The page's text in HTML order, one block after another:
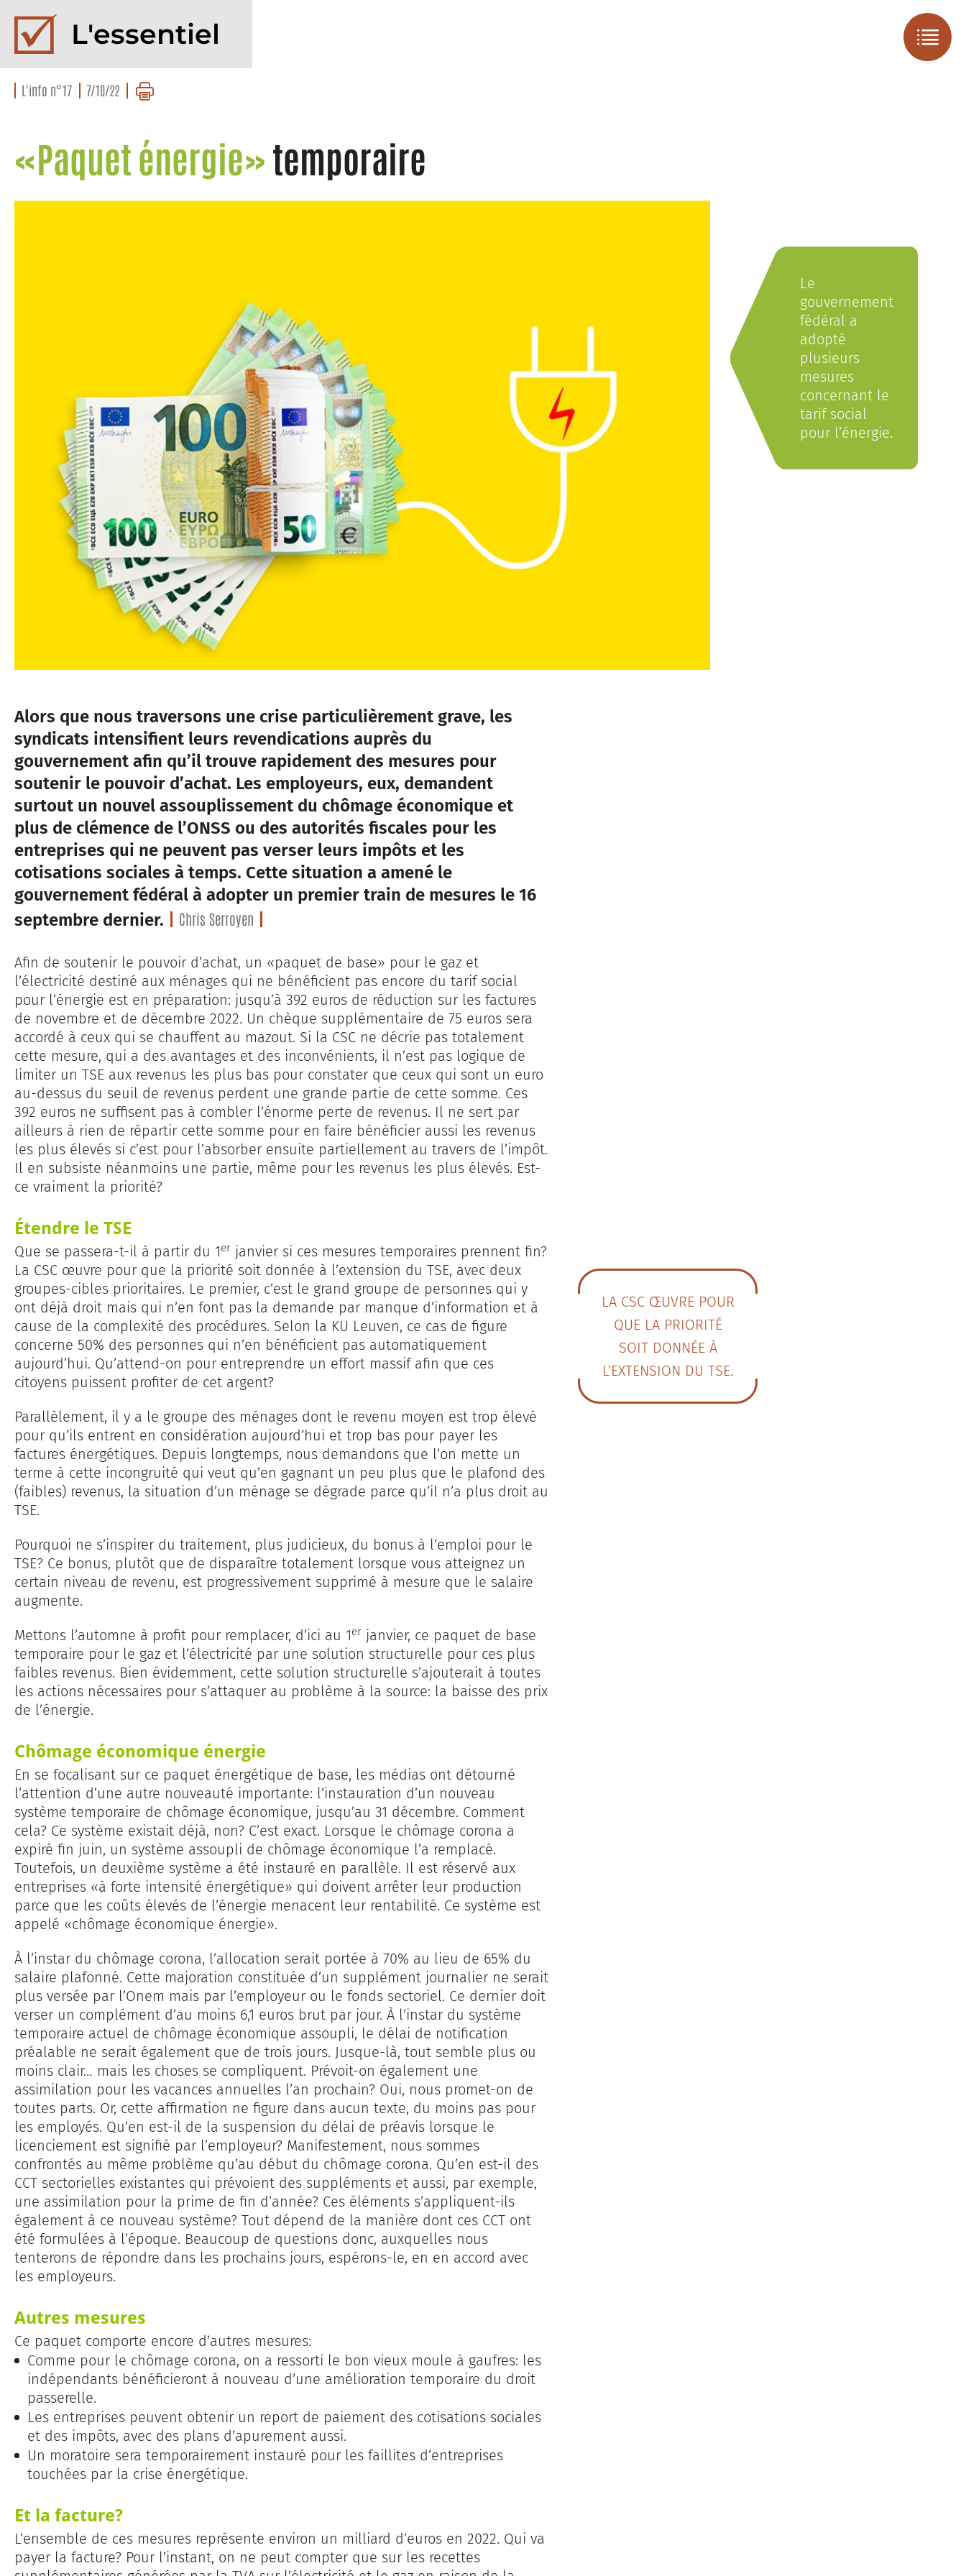
L'essentiel
L'info n°17 7/10/22
«Paquet énergie»temporaire
Le
gouvernement
fédéral a
adopté
plusieurs
mesures
concernant le
tarif social
pour l’énergie.
Alors que nous traversons une crise particulièrement grave, les
syndicats intensifient leurs revendications auprès du
gouvernement afin qu’il trouve rapidement des mesures pour
soutenir le pouvoir d’achat. Les employeurs, eux, demandent
surtout un nouvel assouplissement du chômage économique et
plus de clémence de l’ONSS ou des autorités fiscales pour les
entreprises qui ne peuvent pas verser leurs impôts et les
cotisations sociales à temps. Cette situation a amené le
gouvernement fédéral à adopter un premier train de mesures le 16
septembre dernier.
Chris Serroyen
Afin de soutenir le pouvoir d’achat, un «paquet de base» pour le gaz et
l’électricité destiné aux ménages qui ne bénéficient pas encore du tarif social
pour l’énergie est en préparation: jusqu’à 392 euros de réduction sur les factures
de novembre et de décembre 2022. Un chèque supplémentaire de 75 euros sera
accordé à ceux qui se chauffent au mazout. Si la CSC ne décrie pas totalement
cette mesure, qui a des avantages et des inconvénients, il n’est pas logique de
limiter un TSE aux revenus les plus bas pour constater que ceux qui sont un euro
au-dessus du seuil de revenus perdent une grande partie de cette somme. Ces
392 euros ne suffisent pas à combler l’énorme perte de revenus. Il ne sert par
ailleurs à rien de répartir cette somme pour en faire bénéficier aussi les revenus
les plus élevés si c’est pour l’absorber ensuite partiellement au travers de l’impôt.
Il en subsiste néanmoins une partie, même pour les revenus les plus élevés. Est-
ce vraiment la priorité?
Étendre le TSE
Que se passera-t-il à partir du 1er janvier si ces mesures temporaires prennent fin?
La CSC œuvre pour que la priorité soit donnée à l’extension du TSE, avec deux
groupes-cibles prioritaires. Le premier, c’est le grand groupe de personnes qui y
ont déjà droit mais qui n’en font pas la demande par manque d’information et à
cause de la complexité des procédures. Selon la KU Leuven, ce cas de figure
concerne 50% des personnes qui n’en bénéficient pas automatiquement
aujourd’hui. Qu’attend-on pour entreprendre un effort massif afin que ces
citoyens puissent profiter de cet argent?
Parallèlement, il y a le groupe des ménages dont le revenu moyen est trop élevé
pour qu’ils entrent en considération aujourd’hui et trop bas pour payer les
factures énergétiques. Depuis longtemps, nous demandons que l’on mette un
terme à cette incongruité qui veut qu’en gagnant un peu plus que le plafond des
(faibles) revenus, la situation d’un ménage se dégrade parce qu’il n’a plus droit au
TSE.
Pourquoi ne s’inspirer du traitement, plus judicieux, du bonus à l’emploi pour le
TSE? Ce bonus, plutôt que de disparaître totalement lorsque vous atteignez un
certain niveau de revenu, est progressivement supprimé à mesure que le salaire
augmente.
Mettons l’automne à profit pour remplacer, d’ici au 1er janvier, ce paquet de base
temporaire pour le gaz et l’électricité par une solution structurelle pour ces plus
faibles revenus. Bien évidemment, cette solution structurelle s’ajouterait à toutes
les actions nécessaires pour s’attaquer au problème à la source: la baisse des prix
de l’énergie.
LA CSC ŒUVRE POUR
QUE LA PRIORITÉ
SOIT DONNÉE À
L’EXTENSION DU TSE.
Chômage économique énergie
En se focalisant sur ce paquet énergétique de base, les médias ont détourné
l’attention d’une autre nouveauté importante: l’instauration d’un nouveau
système temporaire de chômage économique, jusqu’au 31 décembre. Comment
cela? Ce système existait déjà, non? C’est exact. Lorsque le chômage corona a
expiré fin juin, un système assoupli de chômage économique l’a remplacé.
Toutefois, un deuxième système a été instauré en parallèle. Il est réservé aux
entreprises «à forte intensité énergétique» qui doivent arrêter leur production
parce que les coûts élevés de l’énergie menacent leur rentabilité. Ce système est
appelé «chômage économique énergie».
À l’instar du chômage corona, l’allocation serait portée à 70% au lieu de 65% du
salaire plafonné. Cette majoration constituée d’un supplément journalier ne serait
plus versée par l’Onem mais par l’employeur ou le fonds sectoriel. Ce dernier doit
verser un complément d’au moins 6,1 euros brut par jour. À l’instar du système
temporaire actuel de chômage économique assoupli, le délai de notification
préalable ne serait également que de trois jours. Jusque-là, tout semble plus ou
moins clair… mais les choses se compliquent. Prévoit-on également une
assimilation pour les vacances annuelles l’an prochain? Oui, nous promet-on de
toutes parts. Or, cette affirmation ne figure dans aucun texte, du moins pas pour
les employés. Qu’en est-il de la suspension du délai de préavis lorsque le
licenciement est signifié par l’employeur? Manifestement, nous sommes
confrontés au même problème qu’au début du chômage corona. Qu’en est-il des
CCT sectorielles existantes qui prévoient des suppléments et aussi, par exemple,
une assimilation pour la prime de fin d’année? Ces éléments s’appliquent-ils
également à ce nouveau système? Tout dépend de la manière dont ces CCT ont
été formulées à l’époque. Beaucoup de questions donc, auxquelles nous
tenterons de répondre dans les prochains jours, espérons-le, en en accord avec
les employeurs.
Autres mesures
Ce paquet comporte encore d’autres mesures:
Comme pour le chômage corona, on a ressorti le bon vieux moule à gaufres: les
indépendants bénéficieront à nouveau d’une amélioration temporaire du droit
passerelle.
Les entreprises peuvent obtenir un report de paiement des cotisations sociales
et des impôts, avec des plans d’apurement aussi.
Un moratoire sera temporairement instauré pour les faillites d’entreprises
touchées par la crise énergétique.
Et la facture?
L’ensemble de ces mesures représente environ un milliard d’euros en 2022. Qui va
payer la facture? Pour l’instant, on ne peut compter que sur les recettes